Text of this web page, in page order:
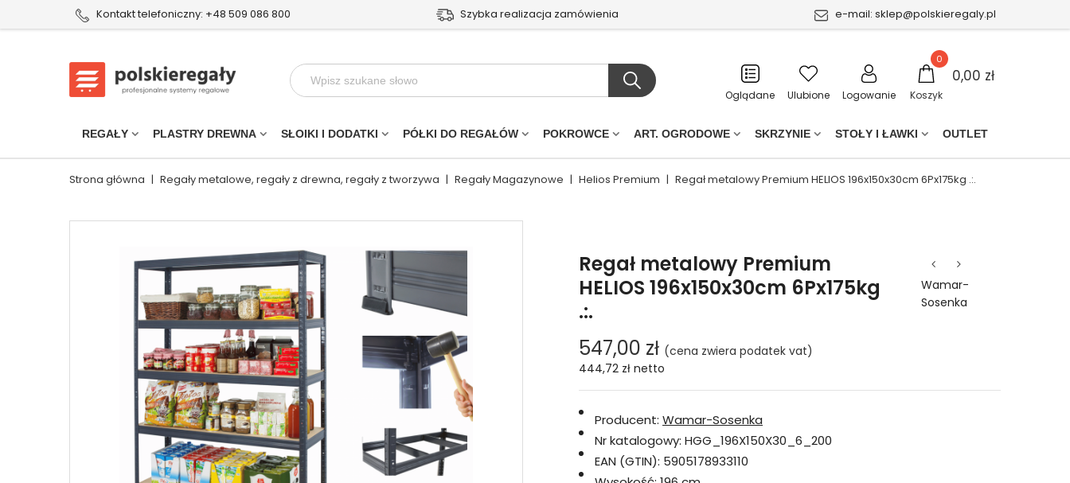
Kontakt telefoniczny: +48 509 086 800 Szybka realizacja zamówienia e-mail: sklep@polskieregaly.pl
Oglądane Ulubione Logowanie Koszyk
0
0,00 zł
REGAŁY PLASTRY DREWNA SŁOIKI I DODATKI PÓŁKI DO REGAŁÓW POKROWCE ART. OGRODOWE SKRZYNIE STOŁY I ŁAWKI OUTLET
Strona główna | Regały metalowe, regały z drewna, regały z tworzywa | Regały Magazynowe | Helios Premium | Regał metalowy Premium HELIOS 196x150x30cm 6Px175kg .:.
Regał metalowy Premium
HELIOS 196x150x30cm 6Px175kg
.:.
Wamar-
Sosenka
547,00 zł (cena zwiera podatek vat)
444,72 zł netto
Producent: Wamar-Sosenka
Nr katalogowy: HGG_196X150X30_6_200
EAN (GTIN): 5905178933110